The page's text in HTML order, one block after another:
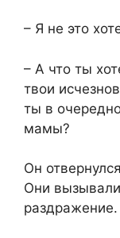
– Я не это
– А что ты
твои
ты в
мамы?
Он
Они
раздражение.